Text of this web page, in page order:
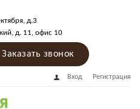
д.3
д. 11, офис 10
Заказать звонок
Вход Регистрация